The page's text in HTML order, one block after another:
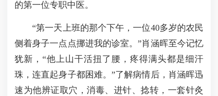
的第一位专职中医。
“第一天上班的那个下午，一位40多岁的农民
侧着身子一点点挪进我的诊室。”肖涵晖至今记忆
犹新，“他上山干活扭了腰，疼得满头都是细汗
珠，连直起身子都困难。”了解病情后，肖涵晖迅
速为他辨证取穴，消毒、进针、捻转，一套针灸